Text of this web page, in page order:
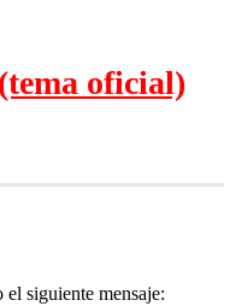
oficial)
siguiente mensaje: